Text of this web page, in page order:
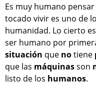
Es muy humano
tocado vivir es uno de
humanidad. Lo cierto
ser humano por
situación que notiene
que las máquinasson
listo de los humanos.